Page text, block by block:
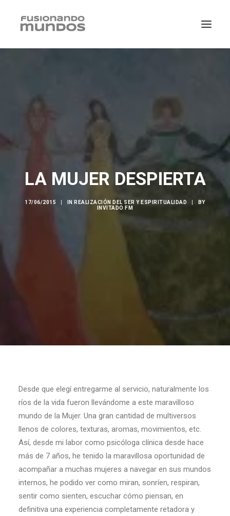
SEARCH
CART
LA MUJER DESPIERTA
17/06/2015 IN REALIZACIÓN DEL SER Y ESPIRITUALIDAD
BY
INVITADO FM
Desde que elegí entregarme al servicio, naturalmente los
ríos de la vida fueron llevándome a este maravilloso
mundo de la Mujer. Una gran cantidad de multiversos
llenos de colores, texturas, aromas, movimientos, etc.
Así, desde mi labor como psicóloga clínica desde hace
más de 7 años, he tenido la maravillosa oportunidad de
acompañar a muchas mujeres a navegar en sus mundos
internos, he podido ver como miran, sonríen, respiran,
sentir como sienten, escuchar cómo piensan, en
definitiva una experiencia completamente retadora y